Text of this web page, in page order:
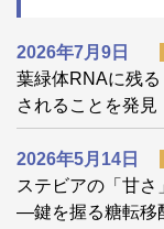
2026年7月9日
葉緑体RNAに残
されることを発見
2026年5月14日
ステビアの「甘
―鍵を握る糖転移